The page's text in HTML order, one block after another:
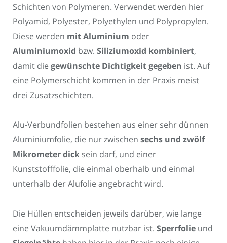
Schichten von Polymeren. Verwendet werden hier
Polyamid, Polyester, Polyethylen und Polypropylen.
Diese werden mit Aluminium oder
Aluminiumoxid bzw. Siliziumoxid kombiniert,
damit die gewünschte Dichtigkeit gegeben ist. Auf
eine Polymerschicht kommen in der Praxis meist
drei Zusatzschichten.
Alu-Verbundfolien bestehen aus einer sehr dünnen
Aluminiumfolie, die nur zwischen sechs und zwölf
Mikrometer dick sein darf, und einer
Kunststofffolie, die einmal oberhalb und einmal
unterhalb der Alufolie angebracht wird.
Die Hüllen entscheiden jeweils darüber, wie lange
eine Vakuumdämmplatte nutzbar ist. Sperrfolie und